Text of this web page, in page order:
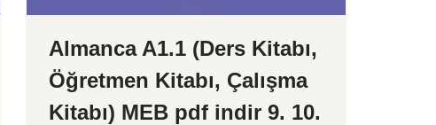
Almanca A1.1 (Ders Kitabı,
Öğretmen Kitabı, Çalışma
Kitabı) MEB pdf indir 9. 10.